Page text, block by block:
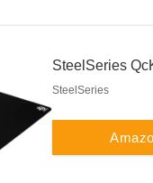
SteelSeries
SteelSeries